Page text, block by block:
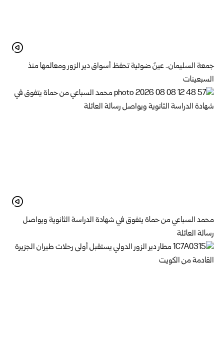
جمعة السليمان.. عينٌ ضوئية تحفظ أسواق دير الزور ومعالمها منذ
السبعينات
محمد السباعي من حماة يتفوق في شهادة الدراسة الثانوية ويواصل
رسالة العائلة